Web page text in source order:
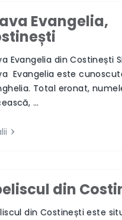
Evangelia,
Evangelia din Costinești
Evangelia este
Total eronat,
…
din
din Costinești este